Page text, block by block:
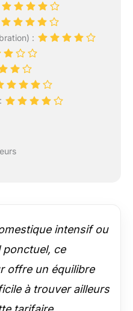
:
intensif ou
ce
offre un équilibre
à trouver ailleurs